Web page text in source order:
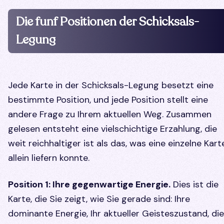
Die funf Positionen der Schicksals-
Legung
Jede Karte in der Schicksals-Legung besetzt eine
bestimmte Position, und jede Position stellt eine
andere Frage zu Ihrem aktuellen Weg. Zusammen
gelesen entsteht eine vielschichtige Erzahlung, die
weit reichhaltiger ist als das, was eine einzelne
allein liefern konnte.
Position 1: Ihre gegenwartige Energie. Dies ist die
Karte, die Sie zeigt, wie Sie gerade sind: Ihre
dominante Energie, Ihr aktueller Geisteszustand, die